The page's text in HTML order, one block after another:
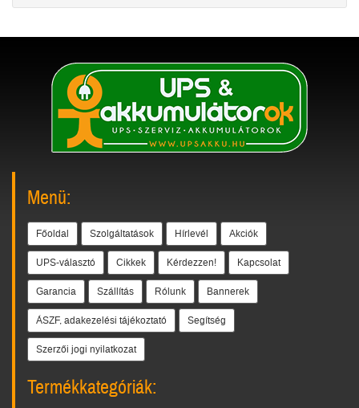
Menü:
Főoldal Szolgáltatások Hírlevél Akciók
UPS-választó Cikkek Kérdezzen! Kapcsolat
Garancia Szállítás Rólunk Bannerek
ÁSZF, adakezelési tájékoztató Segítség
Szerzői jogi nyilatkozat
Termékkategóriák: